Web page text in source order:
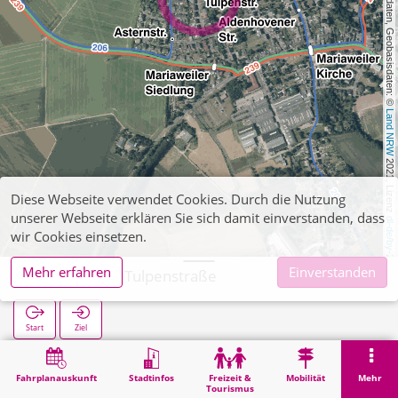
, Kartendaten, Geobasisdaten: ©
Land NRW
2021, Lizenz
dl-de/by-2-0
Fahrplanauskunft Stadtinfos
Freizeit &
Tourismus
Mobilität Mehr
Mariaweiler Tulpenstraße
Start Ziel
Suche Mariaweiler Tulpenstraße
Diese Webseite verwendet Cookies. Durch die Nutzung
unserer Webseite erklären Sie sich damit einverstanden, dass
wir Cookies einsetzen.
Mehr erfahren
Einverstanden